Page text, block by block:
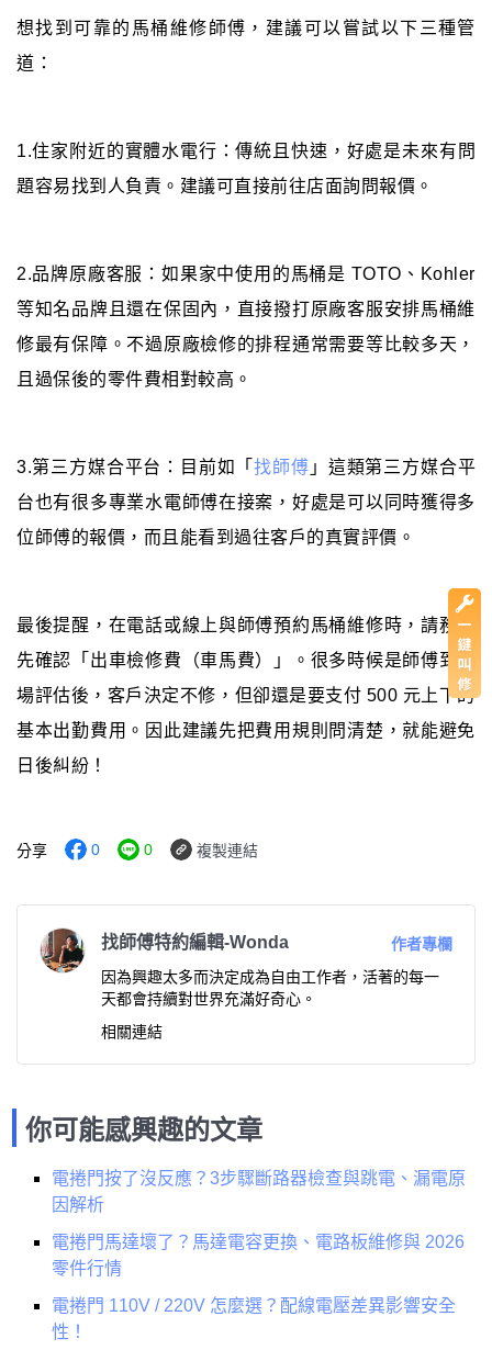
想找到可靠的馬桶維修師傅，建議可以嘗試以下三種管
道：
1.住家附近的實體水電行：傳統且快速，好處是未來有問
題容易找到人負責。建議可直接前往店面詢問報價。
2.品牌原廠客服：如果家中使用的馬桶是 TOTO、Kohler
等知名品牌且還在保固內，直接撥打原廠客服安排馬桶維
修最有保障。不過原廠檢修的排程通常需要等比較多天，
且過保後的零件費相對較高。
3.第三方媒合平台：目前如「找師傅 」這類第三方媒合平
台也有很多專業水電師傅在接案，好處是可以同時獲得多
位師傅的報價，而且能看到過往客戶的真實評價。
最後提醒，在電話或線上與師傅預約馬桶維修時，請務必
先確認「出車檢修費（車馬費）」。很多時候是師傅到現
場評估後，客戶決定不修，但卻還是要支付 500 元上下的
基本出勤費用。因此建議先把費用規則問清楚，就能避免
日後糾紛！
分享 0 0 複製連結
找師傅特約編輯-Wonda
作者專欄
因為興趣太多而決定成為自由工作者，活著的每一
天都會持續對世界充滿好奇心。
相關連結
你可能感興趣的文章
電捲門按了沒反應？3步驟斷路器檢查與跳電、漏電原
因解析
電捲門馬達壞了？馬達電容更換、電路板維修與 2026
零件行情
電捲門 110V / 220V 怎麼選？配線電壓差異影響安全
性！